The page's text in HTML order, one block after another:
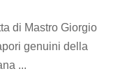
di Mastro Giorgio
genuini della
...